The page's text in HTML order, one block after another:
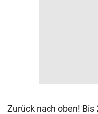
Zurück nach oben! Bis